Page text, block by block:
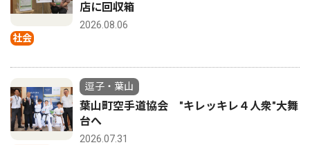
社会
店に回収箱
2026.08.06
逗子・葉山
葉山町空手道協会 "キレッキレ４人衆"大舞
台へ
2026.07.31